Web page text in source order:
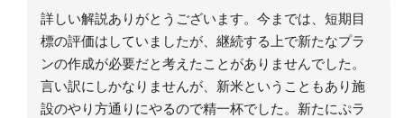
詳しい解説ありがとうございます。今までは、短期目
標の評価はしていましたが、継続する上で新たなプラ
ンの作成が必要だと考えたことがありませんでした。
言い訳にしかなりませんが、新米ということもあり施
設のやり方通りにやるので精一杯でした。新たにぷラ